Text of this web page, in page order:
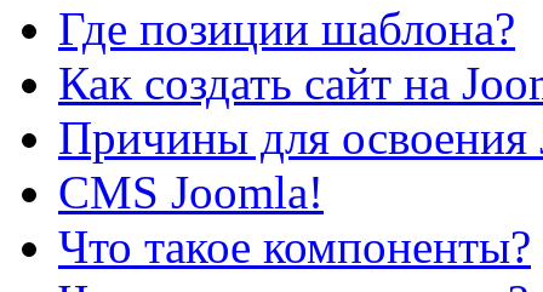
Где позиции шаблона?
Как создать сайт на
Причины для освоения
CMS Joomla!
Что такое компоненты?